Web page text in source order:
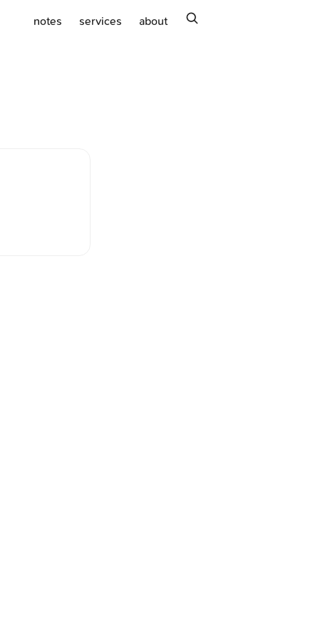
notes services about